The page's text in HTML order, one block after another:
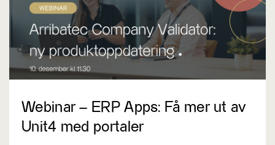
Webinar – ERP Apps: Få mer ut av
Unit4 med portaler